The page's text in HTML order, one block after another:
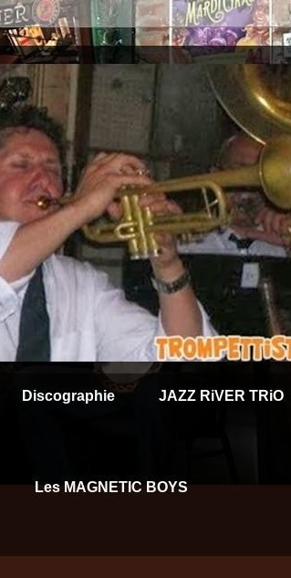
Discographie JAZZ RiVER TRiO
Les MAGNETIC BOYS